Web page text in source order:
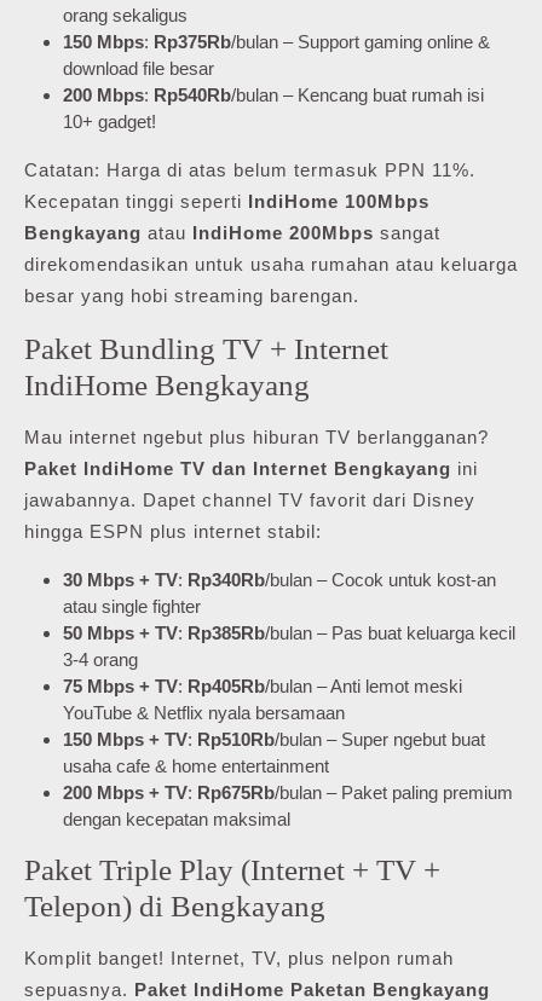
orang sekaligus
150 Mbps: Rp375Rb/bulan – Support gaming online &
download file besar
200 Mbps: Rp540Rb/bulan – Kencang buat rumah isi
10+ gadget!
Catatan: Harga di atas belum termasuk PPN 11%.
Kecepatan tinggi seperti IndiHome 100Mbps
Bengkayang atau IndiHome 200Mbps sangat
direkomendasikan untuk usaha rumahan atau keluarga
besar yang hobi streaming barengan.
Paket Bundling TV + Internet
IndiHome Bengkayang
Mau internet ngebut plus hiburan TV berlangganan?
Paket IndiHome TV dan Internet Bengkayang ini
jawabannya. Dapet channel TV favorit dari Disney
hingga ESPN plus internet stabil:
30 Mbps + TV: Rp340Rb/bulan – Cocok untuk kost-an
atau single fighter
50 Mbps + TV: Rp385Rb/bulan – Pas buat keluarga kecil
3-4 orang
75 Mbps + TV: Rp405Rb/bulan – Anti lemot meski
YouTube & Netflix nyala bersamaan
150 Mbps + TV: Rp510Rb/bulan – Super ngebut buat
usaha cafe & home entertainment
200 Mbps + TV: Rp675Rb/bulan – Paket paling premium
dengan kecepatan maksimal
Paket Triple Play (Internet + TV +
Telepon) di Bengkayang
Komplit banget! Internet, TV, plus nelpon rumah
sepuasnya. Paket IndiHome Paketan Bengkayang